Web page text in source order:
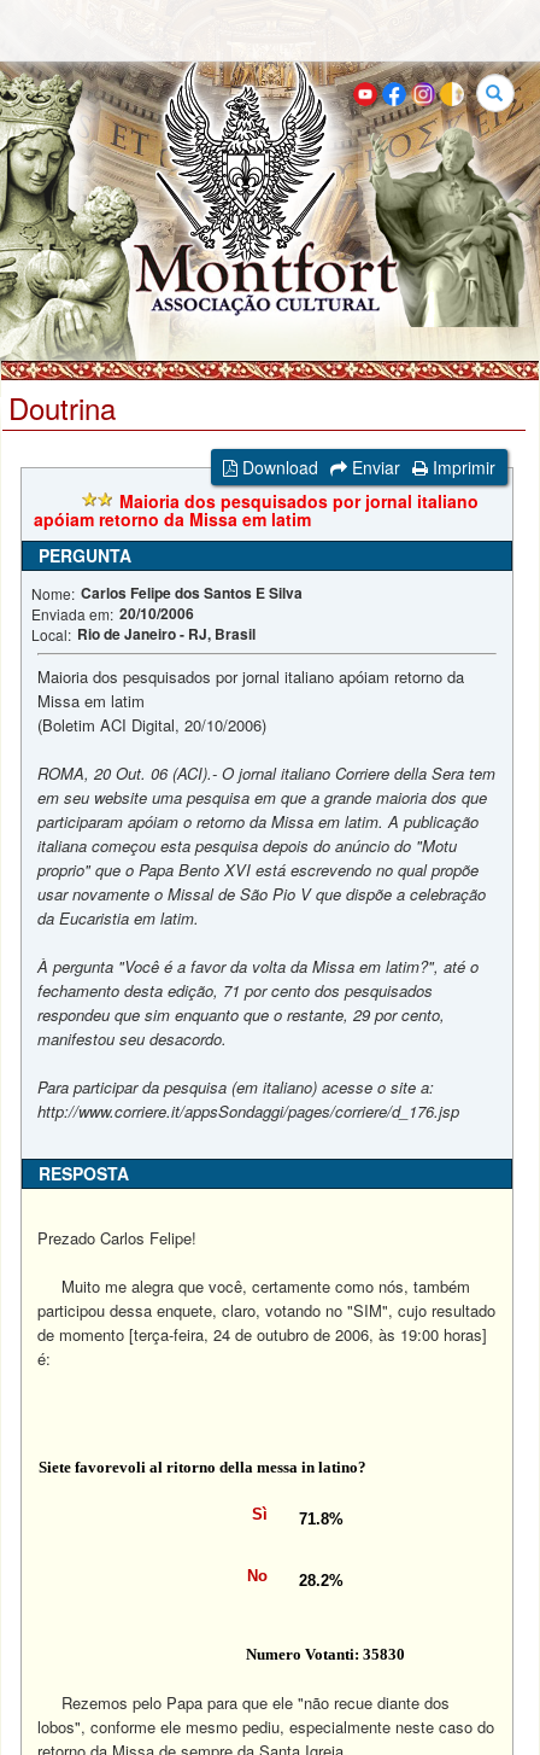
Buscar
Doutrina
Download Enviar
Imprimir
Maioria dos pesquisados por jornal italiano
apóiam retorno da Missa em latim
PERGUNTA
Nome: Carlos Felipe dos Santos E Silva
Enviada em: 20/10/2006
Local: Rio de Janeiro - RJ, Brasil
Maioria dos pesquisados por jornal italiano apóiam retorno da
Missa em latim
(Boletim ACI Digital, 20/10/2006)
ROMA, 20 Out. 06 (ACI).- O jornal italiano Corriere della Sera tem
em seu website uma pesquisa em que a grande maioria dos que
participaram apóiam o retorno da Missa em latim. A publicação
italiana começou esta pesquisa depois do anúncio do "Motu
proprio" que o Papa Bento XVI está escrevendo no qual propõe
usar novamente o Missal de São Pio V que dispõe a celebração
da Eucaristia em latim.
À pergunta "Você é a favor da volta da Missa em latim?", até o
fechamento desta edição, 71 por cento dos pesquisados
respondeu que sim enquanto que o restante, 29 por cento,
manifestou seu desacordo.
Para participar da pesquisa (em italiano) acesse o site a:
http://www.corriere.it/appsSondaggi/pages/corriere/d_176.jsp
RESPOSTA
Prezado Carlos Felipe!
Muito me alegra que você, certamente como nós, também
participou dessa enquete, claro, votando no "SIM", cujo resultado
de momento [terça-feira, 24 de outubro de 2006, às 19:00 horas]
é:
Siete favorevoli al ritorno della messa in latino?
Sì 71.8%
No 28.2%
Numero Votanti: 35830
Rezemos pelo Papa para que ele "não recue diante dos
lobos", conforme ele mesmo pediu, especialmente neste caso do